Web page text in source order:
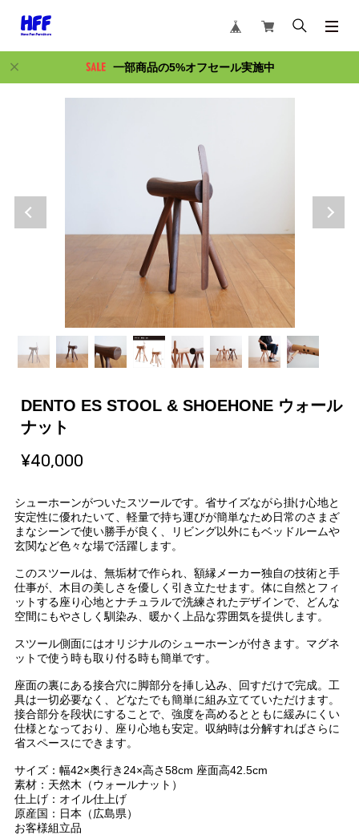
一部商品の5%オフセール実施中
DENTO ES STOOL & SHOEHONE ウォール
ナット
¥40,000
シューホーンがついたスツールです。省サイズながら掛け心地と
安定性に優れたいて、軽量で持ち運びが簡単なため日常のさまざ
まなシーンで使い勝手が良く、リビング以外にもベッドルームや
玄関など色々な場で活躍します。
このスツールは、無垢材で作られ、額縁メーカー独自の技術と手
仕事が、木目の美しさを優しく引き立たせます。体に自然とフィ
ットする座り心地とナチュラルで洗練されたデザインで、どんな
空間にもやさしく馴染み、暖かく上品な雰囲気を提供します。
スツール側面にはオリジナルのシューホーンが付きます。マグネ
ットで使う時も取り付る時も簡単です。
座面の裏にある接合穴に脚部分を挿し込み、回すだけで完成。工
具は一切必要なく、どなたでも簡単に組み立てていただけます。
接合部分を段状にすることで、強度を高めるとともに緩みにくい
仕様となっており、座り心地も安定。収納時は分解すればさらに
省スペースにできます。
サイズ：幅42×奥行き24×高さ58cm 座面高42.5cm
素材：天然木（ウォールナット）
仕上げ：オイル仕上げ
原産国：日本（広島県）
お客様組立品